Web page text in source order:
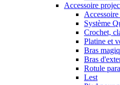
Accessoire
Système
Crochet,
Platine et
Bras
Bras
Rotule
Lest